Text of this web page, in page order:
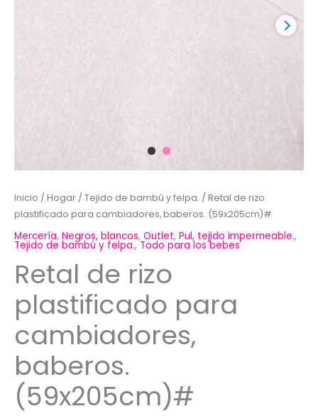
Inicio / Hogar / Tejido de bambú y felpa. / Retal de rizo
plastificado para cambiadores, baberos. (59x205cm)#
Mercería, Negros, blancos, Outlet, Pul, tejido impermeable.,
Tejido de bambú y felpa.,Todo para los bebes
Retal de rizo
plastificado para
cambiadores,
baberos.
(59x205cm)#